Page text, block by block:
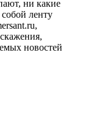
ни какие
ленту
новостей